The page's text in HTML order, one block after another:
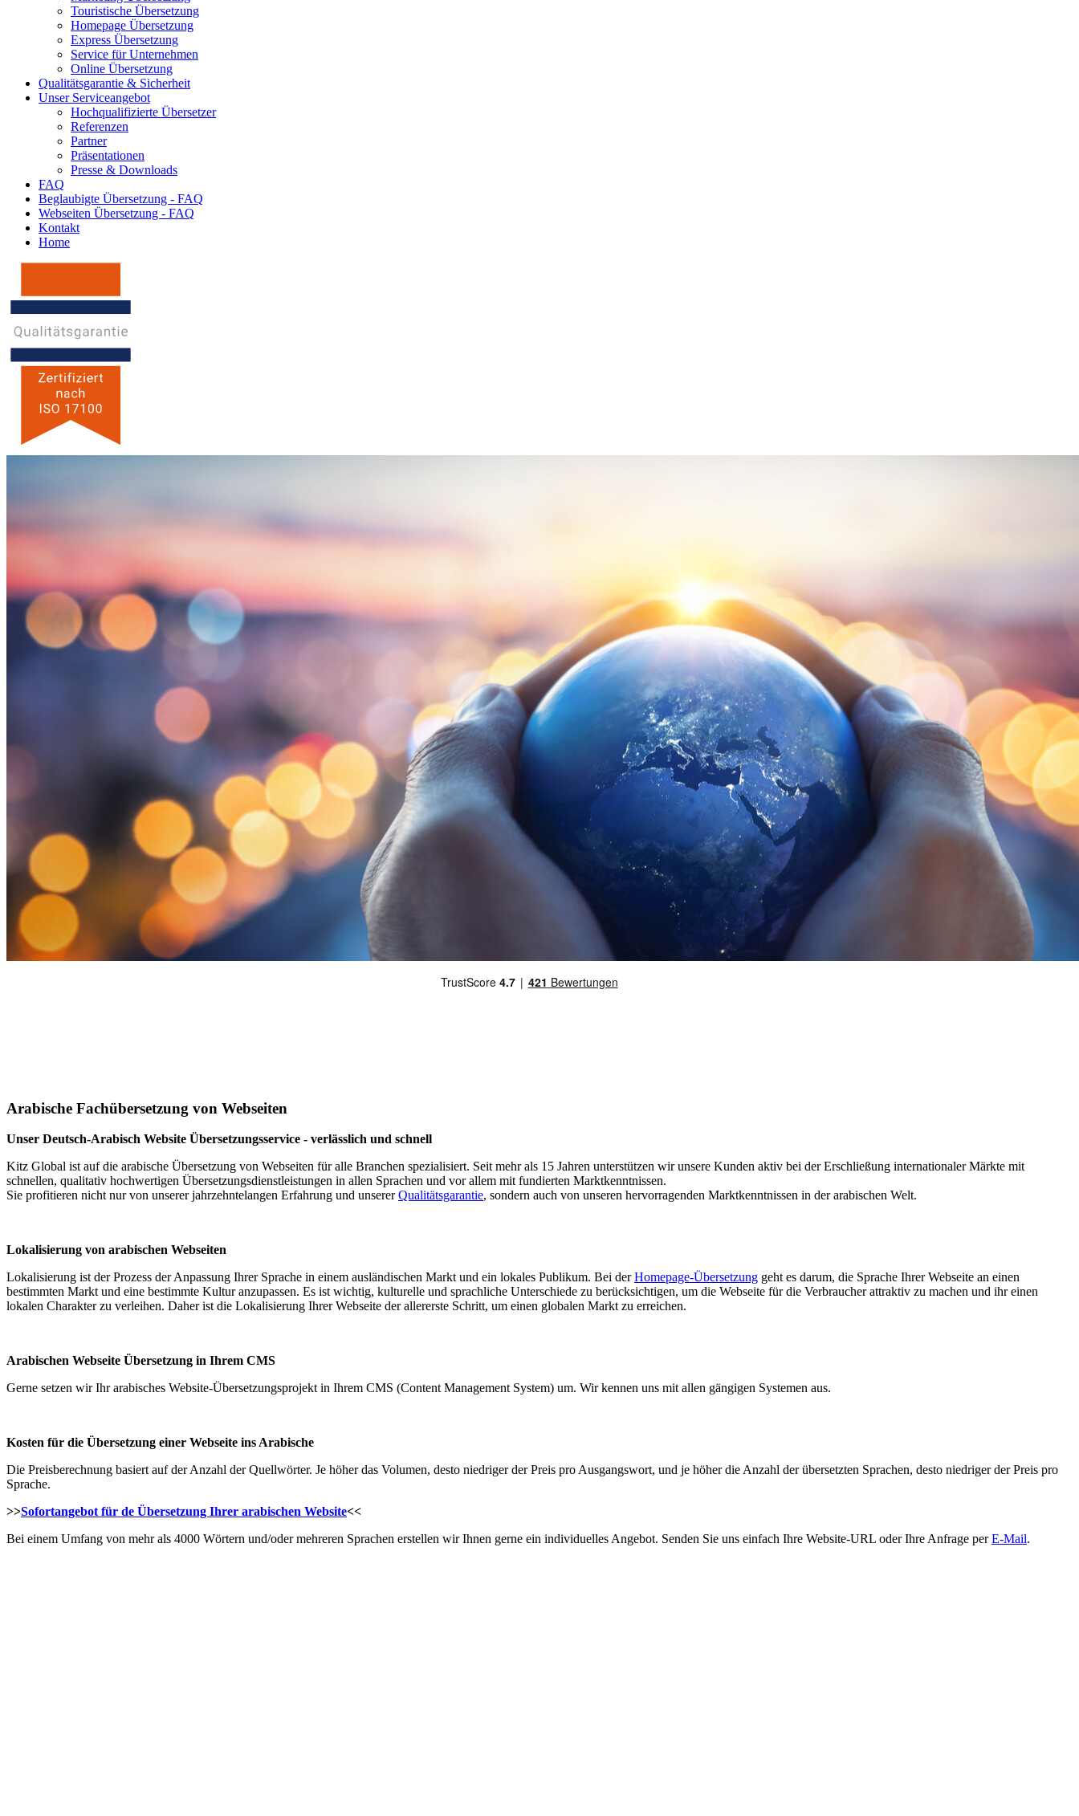
Touristische Übersetzung
Homepage Übersetzung
Express Übersetzung
Service für Unternehmen
Online Übersetzung
Qualitätsgarantie & Sicherheit
Unser Serviceangebot
Hochqualifizierte Übersetzer
Referenzen
Partner
Präsentationen
Presse & Downloads
FAQ
Beglaubigte Übersetzung - FAQ
Webseiten Übersetzung - FAQ
Kontakt
Home
Arabische Fachübersetzung von Webseiten
Unser Deutsch-Arabisch Website Übersetzungsservice - verlässlich und schnell
Kitz Global ist auf die arabische Übersetzung von Webseiten für alle Branchen spezialisiert. Seit mehr als 15 Jahren unterstützen wir unsere Kunden aktiv bei der Erschließung internationaler Märkte mit
schnellen, qualitativ hochwertigen Übersetzungsdienstleistungen in allen Sprachen und vor allem mit fundierten Marktkenntnissen.
Sie profitieren nicht nur von unserer jahrzehntelangen Erfahrung und unsererQualitätsgarantie, sondern auch von unseren hervorragenden Marktkenntnissen in der arabischen Welt.
Lokalisierung von arabischen Webseiten
Lokalisierung ist der Prozess der Anpassung Ihrer Sprache in einem ausländischen Markt und ein lokales Publikum. Bei derHomepage-Übersetzung geht es darum, die Sprache Ihrer Webseite an einen
bestimmten Markt und eine bestimmte Kultur anzupassen. Es ist wichtig, kulturelle und sprachliche Unterschiede zu berücksichtigen, um die Webseite für die Verbraucher attraktiv zu machen und ihr einen
lokalen Charakter zu verleihen. Daher ist die Lokalisierung Ihrer Webseite der allererste Schritt, um einen globalen Markt zu erreichen.
Arabischen Webseite Übersetzung in Ihrem CMS
Gerne setzen wir Ihr arabisches Website-Übersetzungsprojekt in Ihrem CMS (Content Management System) um. Wir kennen uns mit allen gängigen Systemen aus.
Kosten für die Übersetzung einer Webseite ins Arabische
Die Preisberechnung basiert auf der Anzahl der Quellwörter. Je höher das Volumen, desto niedriger der Preis pro Ausgangswort, und je höher die Anzahl der übersetzten Sprachen, desto niedriger der Preis pro
Sprache.
>>Sofortangebot für de Übersetzung Ihrer arabischen Website<<
Bei einem Umfang von mehr als 4000 Wörtern und/oder mehreren Sprachen erstellen wir Ihnen gerne ein individuelles Angebot. Senden Sie uns einfach Ihre Website-URL oder Ihre Anfrage perE-Mail.